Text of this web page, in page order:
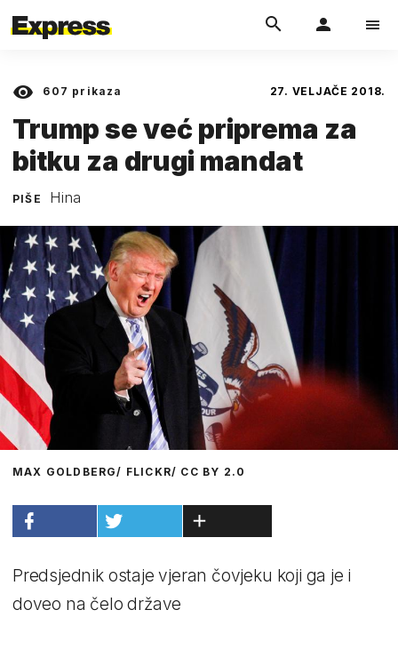
607 prikaza 27. VELJAČE 2018.
Trump se već priprema za
bitku za drugi mandat
PIŠE Hina
MAX GOLDBERG/ FLICKR/ CC BY 2.0
Predsjednik ostaje vjeran čovjeku koji ga je i
doveo na čelo države